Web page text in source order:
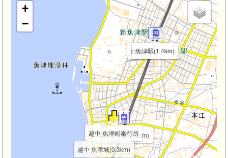
電鉄魚津駅(0.2km)
新魚津駅(1.4km)
魚津駅(1.4km)
越中 魚津町奉行所
越中 魚津城(0.3km)
+
−